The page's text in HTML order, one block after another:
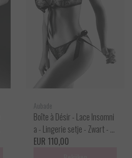
Aubade
Boîte à Désir - Lace Insomni
a - Lingerie setje - Zwart - O
ne size
EUR 110,00